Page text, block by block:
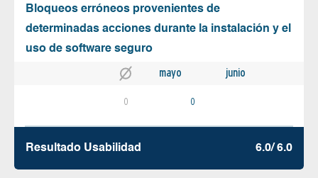
Bloqueos erróneos provenientes de
determinadas acciones durante la instalación y el
uso de software seguro
mayo junio
0 0
Resultado Usabilidad 6.0/ 6.0